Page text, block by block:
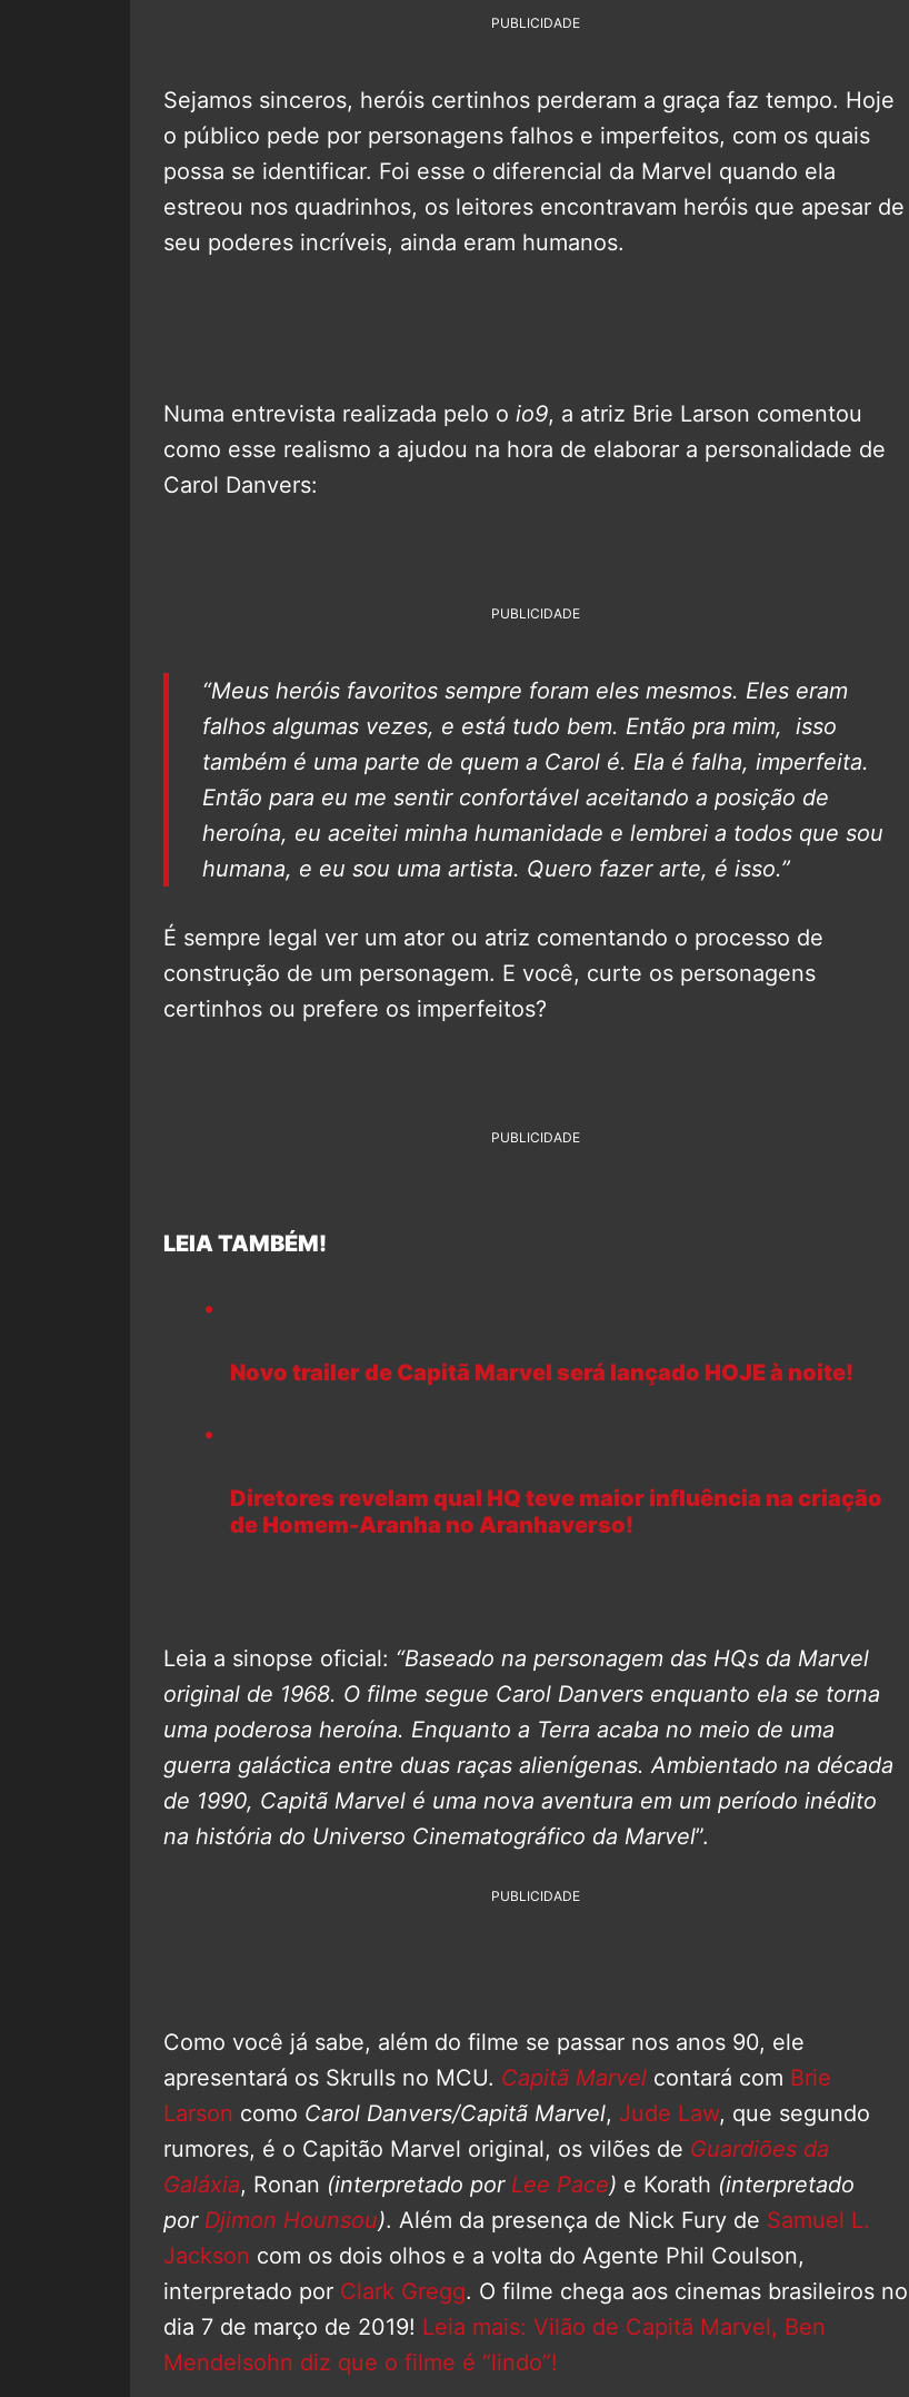
PUBLICIDADE
Sejamos sinceros, heróis certinhos perderam a graça faz tempo. Hoje
o público pede por personagens falhos e imperfeitos, com os quais
possa se identificar. Foi esse o diferencial da Marvel quando ela
estreou nos quadrinhos, os leitores encontravam heróis que apesar de
seu poderes incríveis, ainda eram humanos.
Numa entrevista realizada pelo o io9, a atriz Brie Larson comentou
como esse realismo a ajudou na hora de elaborar a personalidade de
Carol Danvers:
PUBLICIDADE
“Meus heróis favoritos sempre foram eles mesmos. Eles eram
falhos algumas vezes, e está tudo bem. Então pra mim, isso
também é uma parte de quem a Carol é. Ela é falha, imperfeita.
Então para eu me sentir confortável aceitando a posição de
heroína, eu aceitei minha humanidade e lembrei a todos que sou
humana, e eu sou uma artista. Quero fazer arte, é isso.”
É sempre legal ver um ator ou atriz comentando o processo de
construção de um personagem. E você, curte os personagens
certinhos ou prefere os imperfeitos?
PUBLICIDADE
LEIA TAMBÉM!
Novo trailer de Capitã Marvel será lançado HOJE à noite!
Diretores revelam qual HQ teve maior influência na criação
de Homem-Aranha no Aranhaverso!
Leia a sinopse oficial: “Baseado na personagem das HQs da Marvel
original de 1968. O filme segue Carol Danvers enquanto ela se torna
uma poderosa heroína. Enquanto a Terra acaba no meio de uma
guerra galáctica entre duas raças alienígenas. Ambientado na década
de 1990, Capitã Marvel é uma nova aventura em um período inédito
na história do Universo Cinematográfico da Marvel”.
PUBLICIDADE
Como você já sabe, além do filme se passar nos anos 90, ele
apresentará os Skrulls no MCU. Capitã Marvel contará com Brie
Larson como Carol Danvers/Capitã Marvel, Jude Law, que segundo
rumores, é o Capitão Marvel original, os vilões de Guardiões da
Galáxia, Ronan (interpretado por Lee Pace) e Korath (interpretado
por Djimon Hounsou). Além da presença de Nick Fury de Samuel L.
Jackson com os dois olhos e a volta do Agente Phil Coulson,
interpretado por Clark Gregg. O filme chega aos cinemas brasileiros no
dia 7 de março de 2019! Leia mais: Vilão de Capitã Marvel, Ben
Mendelsohn diz que o filme é “lindo”!